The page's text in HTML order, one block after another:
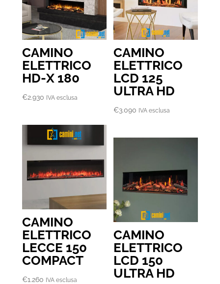
CAMINO
ELETTRICO
HD-X 180
€2.930 IVA esclusa
CAMINO
ELETTRICO
LCD 125
ULTRA HD
€3.090 IVA esclusa
CAMINO
ELETTRICO
LECCE 150
COMPACT
€1.260 IVA esclusa
CAMINO
ELETTRICO
LCD 150
ULTRA HD